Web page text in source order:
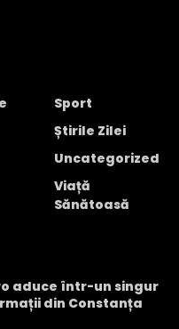
Sport
Știrile Zilei
Uncategorized
Viață
Sănătoasă
aduce într-un singur
din Constanța